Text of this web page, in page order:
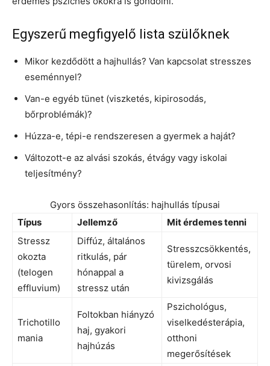
Egyszerű megfigyelő lista szülőknek
Mikor kezdődött a hajhullás? Van kapcsolat stresszes
eseménnyel?
Van-e egyéb tünet (viszketés, kipirosodás,
bőrproblémák)?
Húzza-e, tépi-e rendszeresen a gyermek a haját?
Változott-e az alvási szokás, étvágy vagy iskolai
teljesítmény?
Gyors összehasonlítás: hajhullás típusai
Típus
Jellemző
Mit érdemes tenni
Stressz
okozta
(telogen
effluvium)
Diffúz, általános
ritkulás, pár
hónappal a
stressz után
Stresszcsökkentés,
türelem, orvosi
kivizsgálás
Trichotillo
mania
Foltokban hiányzó
haj, gyakori
hajhúzás
Pszichológus,
viselkedésterápia,
otthoni
megerősítések